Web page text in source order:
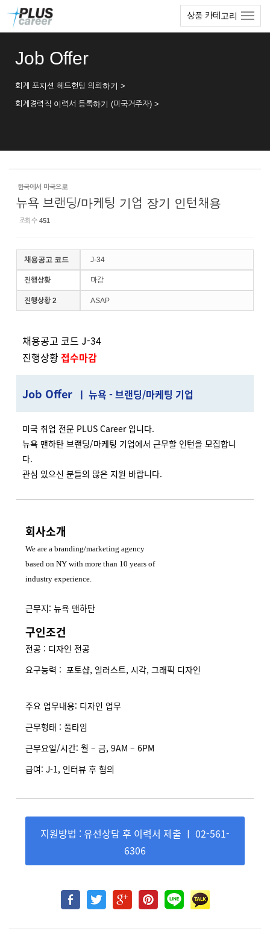
상품 카테고리
Job Offer
회계 포지션 헤드헌팅 의뢰하기 >
회계경력직 이력서 등록하기 (미국거주자) >
한국에서 미국으로
뉴욕 브랜딩/마케팅 기업 장기 인턴채용
조회 수 451
채용공고 코드 J-34
진행상황 마감
진행상황 2 ASAP
채용공고 코드 J-34
진행상황접수마감
Job Offer ㅣ 뉴욕 - 브랜딩/마케팅 기업
미국 취업 전문 PLUS Career 입니다.
뉴욕 맨하탄 브랜딩/마케팅 기업에서 근무할 인턴을 모집합니
다.
관심 있으신 분들의 많은 지원 바랍니다.
회사소개
We are a branding/marketing agency
based on NY with more than 10 years of
industry experience.
근무지: 뉴욕 맨하탄
구인조건
전공 : 디자인 전공
요구능력 : 포토샵, 일러스트, 시각, 그래픽 디자인
주요 업무내용: 디자인 업무
근무형태 : 풀타임
근무요일/시간: 월 – 금, 9AM – 6PM
급여: J-1, 인터뷰 후 협의
지원방법 : 유선상담 후 이력서 제출 ㅣ 02-561-
6306